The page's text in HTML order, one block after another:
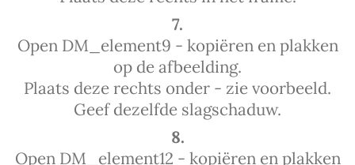
7.
Open DM_element9 - kopiëren en plakken
op de afbeelding.
Plaats deze rechts onder - zie voorbeeld.
Geef dezelfde slagschaduw.
8.
Open DM_element12 - kopiëren en plakken